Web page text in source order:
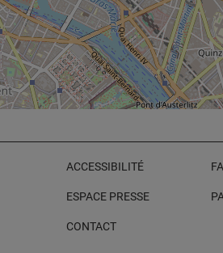
ACCESSIBILITÉ
ESPACE PRESSE
CONTACT